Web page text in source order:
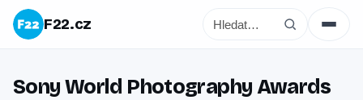
F22.cz
Sony World Photography Awards